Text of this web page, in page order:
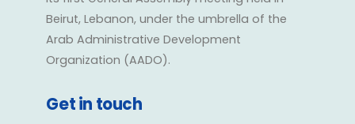
Beirut, Lebanon, under the umbrella of the
Arab Administrative Development
Organization (AADO).
Get in touch